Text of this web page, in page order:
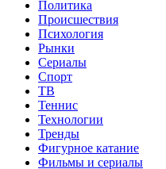
Политика
Происшествия
Психология
Рынки
Сериалы
Спорт
ТВ
Теннис
Технологии
Тренды
Фигурное катание
Фильмы и сериалы